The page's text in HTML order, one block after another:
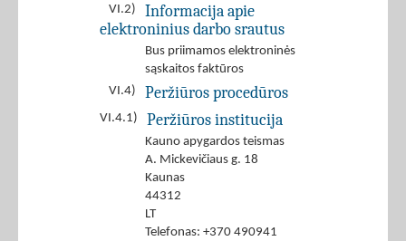
VI.2)
Informacija apie
elektroninius darbo srautus
Bus priimamos elektroninės
sąskaitos faktūros
VI.4)
Peržiūros procedūros
VI.4.1) Peržiūros institucija
Kauno apygardos teismas
A. Mickevičiaus g. 18
Kaunas
44312
LT
Telefonas: +370 490941